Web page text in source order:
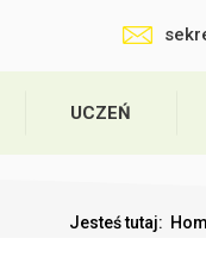
UCZEŃ
Jesteś tutaj: